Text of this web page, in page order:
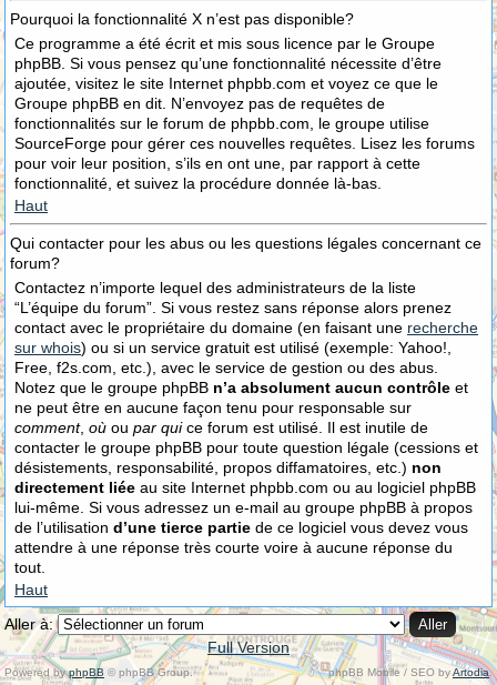
Pourquoi la fonctionnalité X n’est pas disponible?
Ce programme a été écrit et mis sous licence par le Groupe
phpBB. Si vous pensez qu’une fonctionnalité nécessite d’être
ajoutée, visitez le site Internet phpbb.com et voyez ce que le
Groupe phpBB en dit. N’envoyez pas de requêtes de
fonctionnalités sur le forum de phpbb.com, le groupe utilise
SourceForge pour gérer ces nouvelles requêtes. Lisez les forums
pour voir leur position, s’ils en ont une, par rapport à cette
fonctionnalité, et suivez la procédure donnée là-bas.
Haut
Qui contacter pour les abus ou les questions légales concernant ce
forum?
Contactez n’importe lequel des administrateurs de la liste
“L’équipe du forum”. Si vous restez sans réponse alors prenez
contact avec le propriétaire du domaine (en faisant une recherche
sur whois) ou si un service gratuit est utilisé (exemple: Yahoo!,
Free, f2s.com, etc.), avec le service de gestion ou des abus.
Notez que le groupe phpBB n’a absolument aucun contrôle et
ne peut être en aucune façon tenu pour responsable sur
comment, où ou par quice forum est utilisé. Il est inutile de
contacter le groupe phpBB pour toute question légale (cessions et
désistements, responsabilité, propos diffamatoires, etc.) non
directement liée au site Internet phpbb.com ou au logiciel phpBB
lui-même. Si vous adressez un e-mail au groupe phpBB à propos
de l’utilisation d’une tierce partie de ce logiciel vous devez vous
attendre à une réponse très courte voire à aucune réponse du
tout.
Haut
Aller à:
Full Version
Powered byphpBB © phpBB Group. phpBB Mobile / SEO byArtodia.